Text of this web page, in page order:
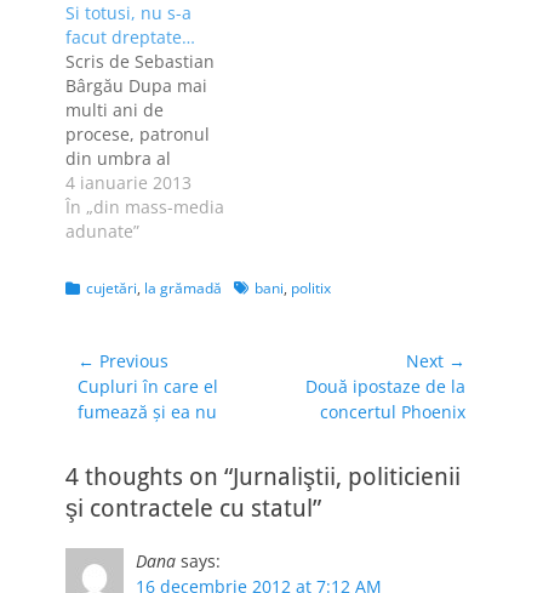
Si totusi, nu s-a
facut dreptate…
Scris de Sebastian
Bârgău Dupa mai
multi ani de
procese, patronul
din umbra al
cotidianului "Buna
Ziua Iasi" (BZI),
Florin Ghiocel
condamnat ieri la
trei ani de
suspendare pentru
santaj. Decizia este
definitiva, iar
afaceristul va trebui
victimelor sale.
sursa Asa…
4 ianuarie 2013
În „din mass-media
adunate”
Categories
cujetări, la grămadă Tagsbani, politix
Navigare
în
articole
← Previous
Previous
post:
Cupluri în care el
fumează şi ea nu
Next →
NextDouă ipostaze de la
concertul Phoenix
4 thoughts on “Jurnaliştii, politicienii
şi contractele cu statul”
Dana says:
16 decembrie 2012 at 7:12 AM